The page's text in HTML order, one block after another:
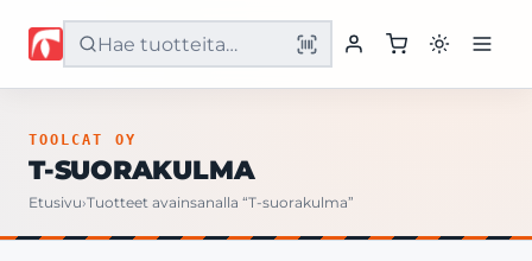
Etusivu
TOOLCAT OY
T-SUORAKULMA
Etusivu›Tuotteet avainsanalla “T-suorakulma”